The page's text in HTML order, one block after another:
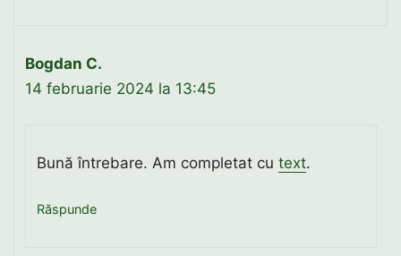
Bogdan C.
14 februarie 2024 la 13:45
Bună întrebare. Am completat cu text.
Răspunde